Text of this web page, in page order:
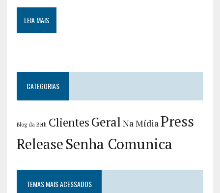
LEIA MAIS
CATEGORIAS
Blog da Beth ClientesGeral Na MídiaPress
ReleaseSenha Comunica
TEMAS MAIS ACESSADOS